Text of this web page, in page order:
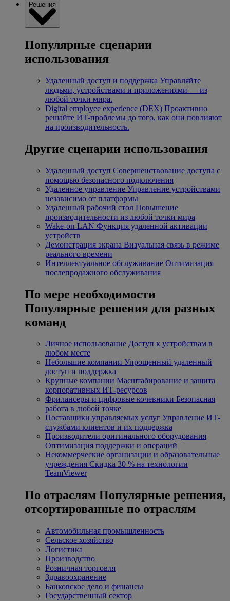
Решения
Популярные сценарии
использования
Удаленный доступ и поддержка Управляйте
людьми, устройствами и приложениями — из
любой точки мира.
Digital employee experience (DEX) Проактивно
решайте ИТ-проблемы до того, как они повлияют
на производительность.
Другие сценарии использования
Удаленный доступ Совершенствование доступа с
помощью безопасного подключения
Удаленное управление Управление устройствами
независимо от платформы
Удаленный рабочий стол Повышение
производительности из любой точки мира
Wake-on-LAN Функция удаленной активации
устройств
Демонстрация экрана Визуальная связь в режиме
реального времени
Интеллектуальное обслуживание Оптимизация
послепродажного обслуживания
По мере необходимости
Популярные решения для разных
команд
Личное использование Доступ к устройствам в
любом месте
Небольшие компании Упрощенный удаленный
доступ и поддержка
Крупные компании Масштабирование и защита
корпоративных ИТ-ресурсов
Фрилансеры и цифровые кочевники Безопасная
работа в любой точке
Поставщики управляемых услуг Управление ИТ-
службами клиентов и их поддержка
Производители оригинального оборудования
Оптимизация поддержки и операций
Некоммерческие организации и образовательные
учреждения Скидка 30 % на технологии
TeamViewer
По отраслям Популярные решения,
отсортированные по отраслям
Автомобильная промышленность
Сельское хозяйство
Логистика
Производство
Розничная торговля
Здравоохранение
Банковское дело и финансы
Государственный сектор